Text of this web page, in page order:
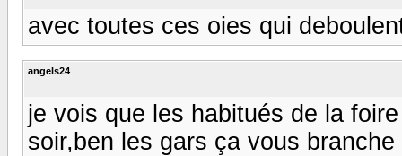
avec toutes ces oies qui
angels24
je vois que les habitués de la
soir,ben les gars ça vous